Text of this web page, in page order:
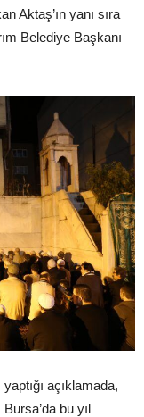
Aktaş’ın yanı sıra
Belediye Başkanı
açıklamada,
bu yıl